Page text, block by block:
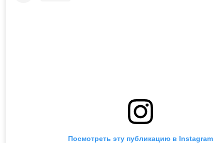
Посмотреть эту публикацию в Instagram